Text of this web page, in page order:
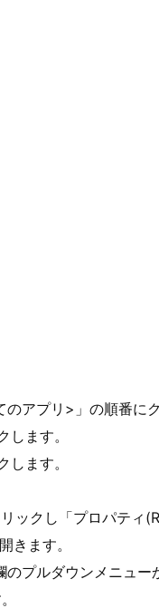
のアプリ>」の順番に
ます。
ます。
クし「プロパティ
きます。
のプルダウンメニュー